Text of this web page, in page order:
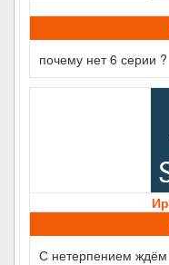
почему нет 6 серии ?
С нетерпением